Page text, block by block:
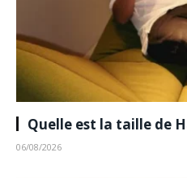
Quelle est la taille de
06/08/2026